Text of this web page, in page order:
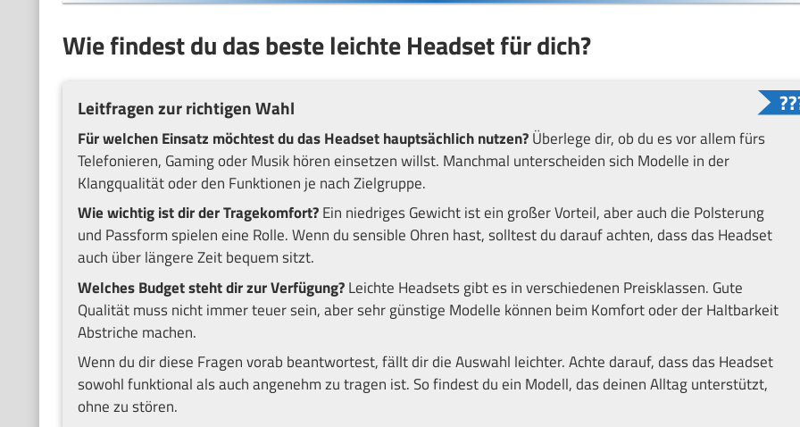
Wie findest du das beste leichte Headset für dich?
Leitfragen zur richtigen Wahl
Für welchen Einsatz möchtest du das Headset hauptsächlich nutzen?Überlege dir, ob du es vor allem fürs
Telefonieren, Gaming oder Musik hören einsetzen willst. Manchmal unterscheiden sich Modelle in der
Klangqualität oder den Funktionen je nach Zielgruppe.
Wie wichtig ist dir der Tragekomfort?Ein niedriges Gewicht ist ein großer Vorteil, aber auch die Polsterung
und Passform spielen eine Rolle. Wenn du sensible Ohren hast, solltest du darauf achten, dass das Headset
auch über längere Zeit bequem sitzt.
Welches Budget steht dir zur Verfügung?Leichte Headsets gibt es in verschiedenen Preisklassen. Gute
Qualität muss nicht immer teuer sein, aber sehr günstige Modelle können beim Komfort oder der Haltbarkeit
Abstriche machen.
Wenn du dir diese Fragen vorab beantwortest, fällt dir die Auswahl leichter. Achte darauf, dass das Headset
sowohl funktional als auch angenehm zu tragen ist. So findest du ein Modell, das deinen Alltag unterstützt,
ohne zu stören.